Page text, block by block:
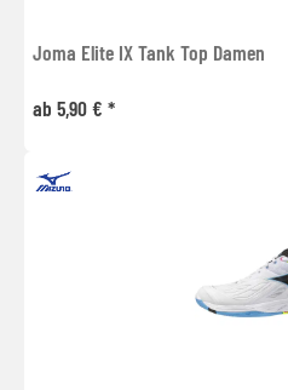
Joma Elite IX Tank Top Damen
ab 5,90 € *